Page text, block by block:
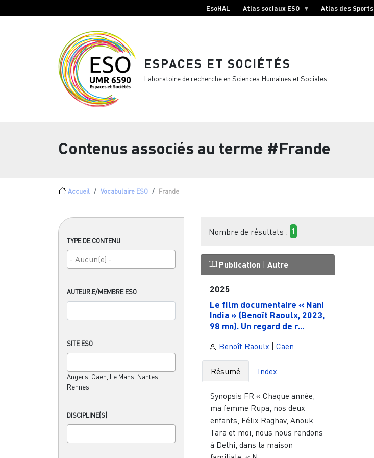
EsoHAL Atlas sociaux ESO Atlas des Sports
ESPACES ET SOCIÉTÉS
Laboratoire de recherche en Sciences Humaines et Sociales
Contenus associés au terme #Frande
Fil d'Ariane
Accueil Vocabulaire ESO Frande
TYPE DE CONTENU
AUTEUR.E/MEMBRE ESO
SITE ESO
Angers, Caen, Le Mans, Nantes,
Rennes
DISCIPLINE(S)
Nombre de résultats : 1
Publication | Autre
2025
Le film documentaire « Nani
India » (Benoît Raoulx, 2023,
98 mn). Un regard de r...
Benoît Raoulx | Caen
Résumé Index
Synopsis FR « Chaque année,
ma femme Rupa, nos deux
enfants, Félix Raghav, Anouk
Tara et moi, nous nous rendons
à Delhi, dans la maison